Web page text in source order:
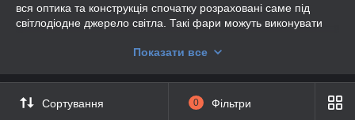
вся оптика та конструкція спочатку розраховані саме під
світлодіодне джерело світла. Такі фари можуть виконувати
протитуманні фари. Для головного освітлення частіше
5000-6000 К, а в протитуманному світлі використовується як
біле, так і жовте світло з температурою приблизно 3000-3500
К. Жовте світло краще працює в тумані, дощі та снігу за
Показати все
Сортування 0 Фільтри